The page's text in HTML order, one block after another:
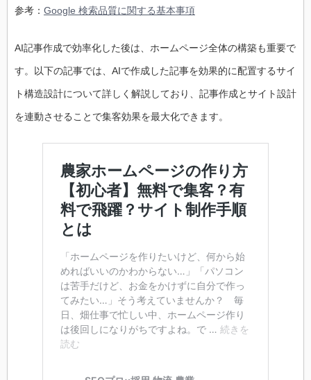
参考： Google 検索品質に関する基本事項
AI記事作成で効率化した後は、ホームページ全体の構築も重要で
す。以下の記事では、AIで作成した記事を効果的に配置するサイ
ト構造設計について詳しく解説しており、記事作成とサイト設計
を連動させることで集客効果を最大化できます。